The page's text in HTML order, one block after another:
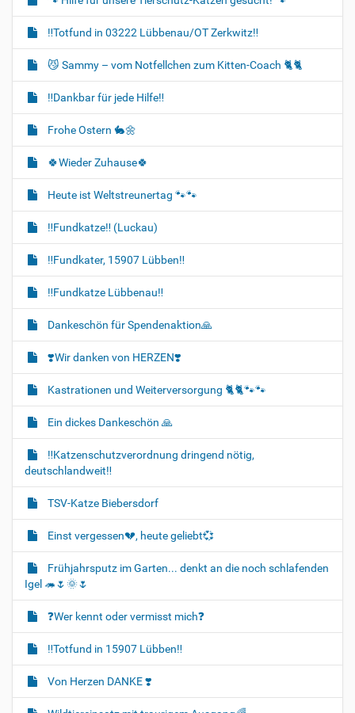
‼️Totfund in 03222 Lübbenau/OT Zerkwitz‼️
😼 Sammy – vom Notfellchen zum Kitten-Coach 🐈🐈‍
‼️Dankbar für jede Hilfe‼️
Frohe Ostern 🐇🌼
🍀Wieder Zuhause🍀
Heute ist Weltstreunertag 🐾🐾
‼️Fundkatze‼️ (Luckau)
‼️Fundkater, 15907 Lübben‼️
‼️Fundkatze Lübbenau‼️
Dankeschön für Spendenaktion🙏
❣️Wir danken von HERZEN❣️
Kastrationen und Weiterversorgung 🐈‍🐈🐾🐾
Ein dickes Dankeschön 🙏
‼️Katzenschutzverordnung dringend nötig,
deutschlandweit‼️
TSV-Katze Biebersdorf
Einst vergessen💔, heute geliebt💞
Frühjahrsputz im Garten... denkt an die noch schlafenden
Igel 🦔🌷🌞🌷
❓️Wer kennt oder vermisst mich❓️
‼️Totfund in 15907 Lübben‼️
Von Herzen DANKE ❣️